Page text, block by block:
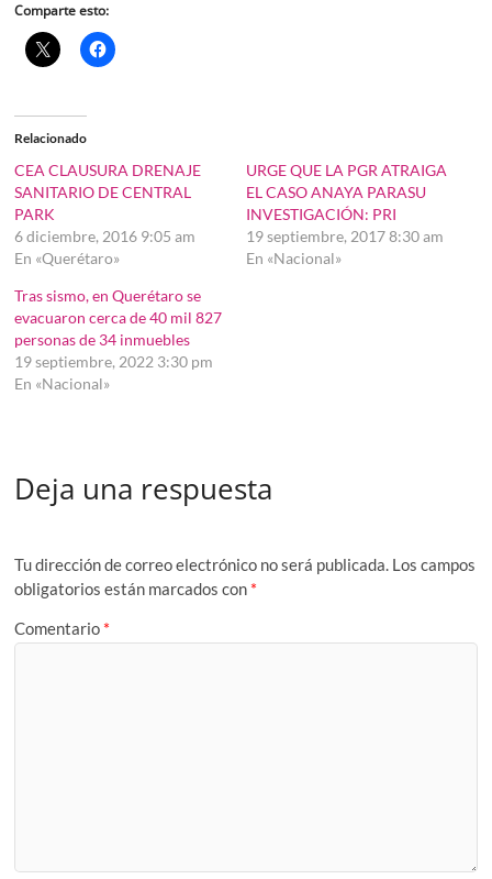
Comparte esto:
Relacionado
CEA CLAUSURA DRENAJE
SANITARIO DE CENTRAL
PARK
6 diciembre, 2016 9:05 am
En «Querétaro»
URGE QUE LA PGR ATRAIGA
EL CASO ANAYA PARASU
INVESTIGACIÓN: PRI
19 septiembre, 2017 8:30 am
En «Nacional»
Tras sismo, en Querétaro se
evacuaron cerca de 40 mil 827
personas de 34 inmuebles
19 septiembre, 2022 3:30 pm
En «Nacional»
Deja una respuesta
Tu dirección de correo electrónico no será publicada. Los campos
obligatorios están marcados con *
Comentario *